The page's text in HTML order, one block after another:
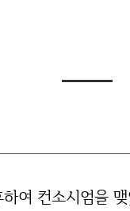
여 컨소시엄을